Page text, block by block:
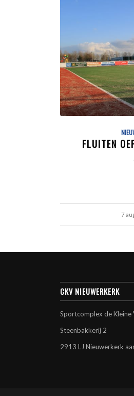
FLUITEN
7
CKV NIEUWERKERK
Sportcomplex de Kleine
Steenbakkerij 2
2913 LJ Nieuwerkerk